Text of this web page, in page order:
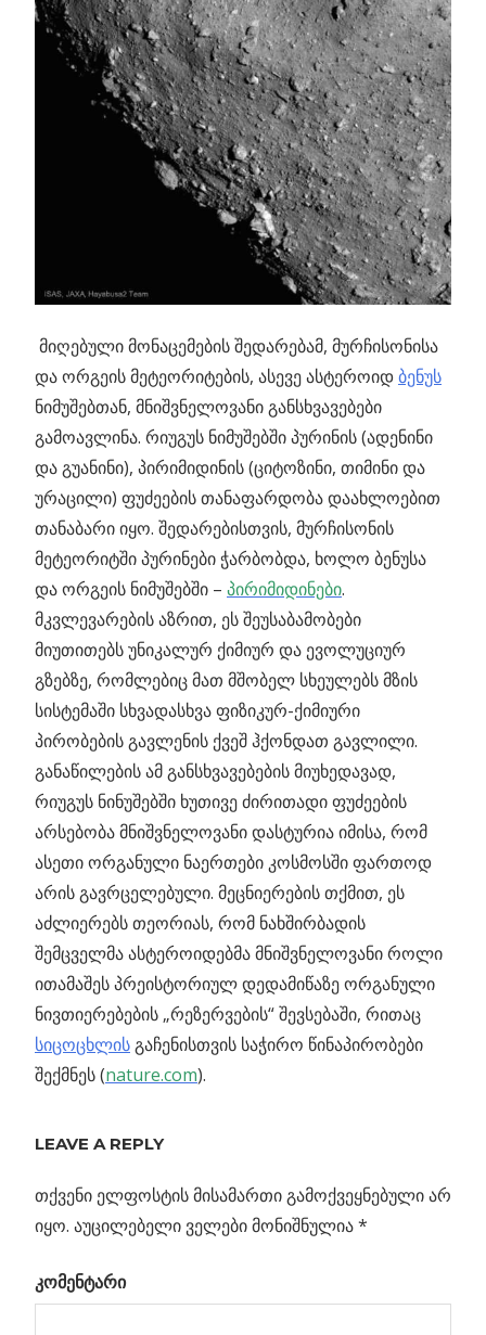
მიღებული მონაცემების შედარებამ, მურჩისონისა
და ორგეის მეტეორიტების, ასევე ასტეროიდბენუს
ნიმუშებთან, მნიშვნელოვანი განსხვავებები
გამოავლინა. რიუგუს ნიმუშებში პურინის (ადენინი
და გუანინი), პირიმიდინის (ციტოზინი, თიმინი და
ურაცილი) ფუძეების თანაფარდობა დაახლოებით
თანაბარი იყო. შედარებისთვის, მურჩისონის
მეტეორიტში პურინები ჭარბობდა, ხოლო ბენუსა
და ორგეის ნიმუშებში – პირიმიდინები.
მკვლევარების აზრით, ეს შეუსაბამობები
მიუთითებს უნიკალურ ქიმიურ და ევოლუციურ
გზებზე, რომლებიც მათ მშობელ სხეულებს მზის
სისტემაში სხვადასხვა ფიზიკურ-ქიმიური
პირობების გავლენის ქვეშ ჰქონდათ გავლილი.
განაწილების ამ განსხვავებების მიუხედავად,
რიუგუს ნინუშებში ხუთივე ძირითადი ფუძეების
არსებობა მნიშვნელოვანი დასტურია იმისა, რომ
ასეთი ორგანული ნაერთები კოსმოსში ფართოდ
არის გავრცელებული. მეცნიერების თქმით, ეს
აძლიერებს თეორიას, რომ ნახშირბადის
შემცველმა ასტეროიდებმა მნიშვნელოვანი როლი
ითამაშეს პრეისტორიულ დედამიწაზე ორგანული
ნივთიერებების „რეზერვების“ შევსებაში, რითაც
სიცოცხლისგაჩენისთვის საჭირო წინაპირობები
შექმნეს (nature.com).
ნავიგაცია
Previous
“შემოქმედი
მოლეკულების
სიმტკიცის
ამოხსნილია
LEAVE A REPLY
თქვენი ელფოსტის მისამართი გამოქვეყნებული არ
იყო. აუცილებელი ველები მონიშნულია*
კომენტარი